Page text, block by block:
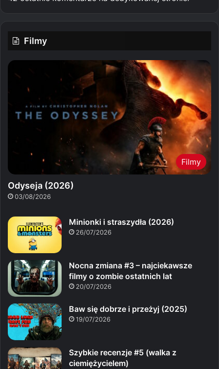
Filmy
Filmy
Odyseja (2026)
03/08/2026
Minionki i straszydła (2026)
26/07/2026
Nocna zmiana #3 – najciekawsze
filmy o zombie ostatnich lat
20/07/2026
Baw się dobrze i przeżyj (2025)
19/07/2026
Szybkie recenzje #5 (walka z
ciemiężycielem)